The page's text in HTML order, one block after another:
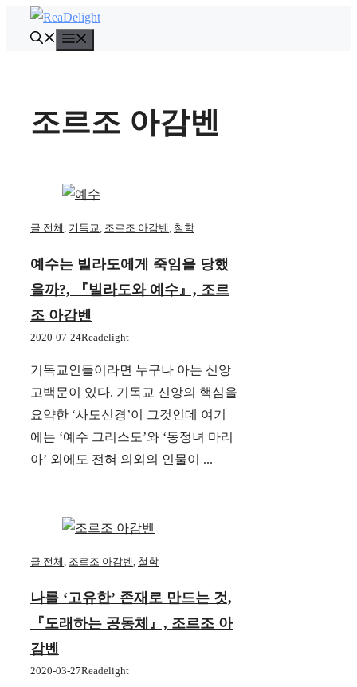
뉴
조르조 아감벤
글 전체, 기독교, 조르조 아감벤, 철학
예수는 빌라도에게 죽임을 당했
을까?, 『빌라도와 예수』, 조르
조 아감벤
2020-07-24Readelight
기독교인들이라면 누구나 아는 신앙
고백문이 있다. 기독교 신앙의 핵심을
요약한 ‘사도신경’이 그것인데 여기
에는 ‘예수 그리스도’와 ‘동정녀 마리
아’ 외에도 전혀 의외의 인물이 ...
글 전체 조르조 아감벤 철학
나를 ‘고유한’ 존재로 만드는 것,
『도래하는 공동체』, 조르조 아
감벤
2020-03-27Readelight